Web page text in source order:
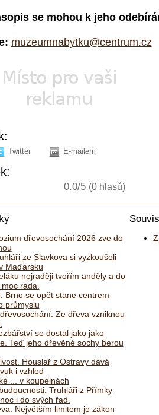
se mohou k jeho
muzeumnabytku@centrum.cz
Twitter E-mailem
0.0/5 (0 hlasů)
dřevosochání 2026 zve do
ze Slavkova si vyzkoušeli
Maďarsku
nejraději tvořím anděly a do
ráda.
Brno se opět stane centrem
průmyslu
Ze dřeva vzniknou
se dostal jako jako
Teď jeho dřevěné sochy berou
Houslař z Ostravy dává
i vzhled
... v koupelnách
Truhláři z Přímky
i do svých řad.
Největším limitem je zákon